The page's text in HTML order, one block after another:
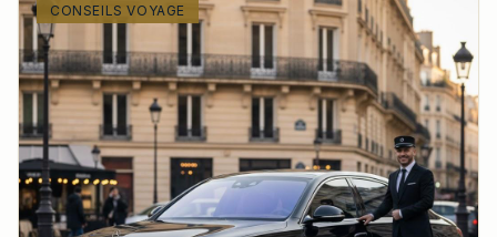
CONSEILS VOYAGE